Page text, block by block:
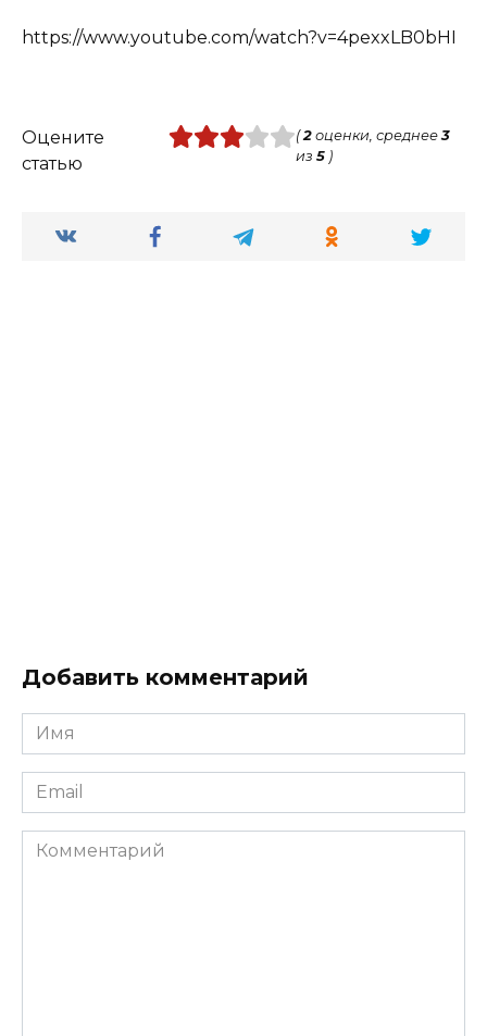
https://www.youtube.com/watch?v=4pexxLB0bHI
Оцените
статью
(2оценки, среднее3
из 5)
Добавить комментарий
Имя
*
Email
*
Комментарий